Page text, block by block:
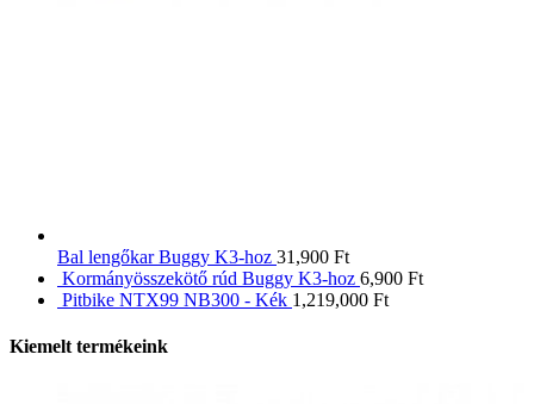
Bal lengőkar Buggy K3-hoz 31,900 Ft
Kormányösszekötő rúd Buggy K3-hoz 6,900 Ft
Pitbike NTX99 NB300 - Kék 1,219,000 Ft
Kiemelt termékeink